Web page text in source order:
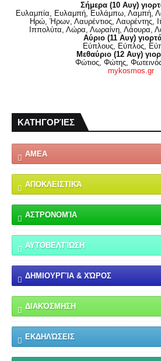
Σήμερα (10 Αυγ)
Ευλαμπία, Ευλαμπή, Ευλάμπω, Λαμπή,
Ηρώ, Ήρων, Λαυρέντιος, Λαυρέντης,
Ιππολύτα, Λώρα, Λωραίνη, Λάουρα,
Αύριο (11 Αυγ)
Εύπλους, Εύπλος,
Μεθαύριο (12 Αυγ)
Φώτιος, Φώτης,
mykosmos.gr
ΚΑΤΗΓΟΡΊΕΣ
ΑΜΕΑ
ΑΠΟΚΛΕΙΣΤΙΚΆ
ΑΣΤΡΟΝΟΜΊΑ
ΑΥΤΟΒΕΛΤΊΩΣΗ
ΔΗΜΙΟΥΡΓΊΑ & ΧΏΡΟΣ
ΔΙΑΚΌΣΜΗΣΗ
ΕΚΔΗΛΏΣΕΙΣ